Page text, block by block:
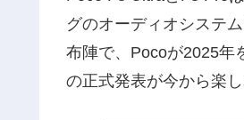
グのオーディオシステ
布陣で、Pocoが2025年
の正式発表が今から楽し